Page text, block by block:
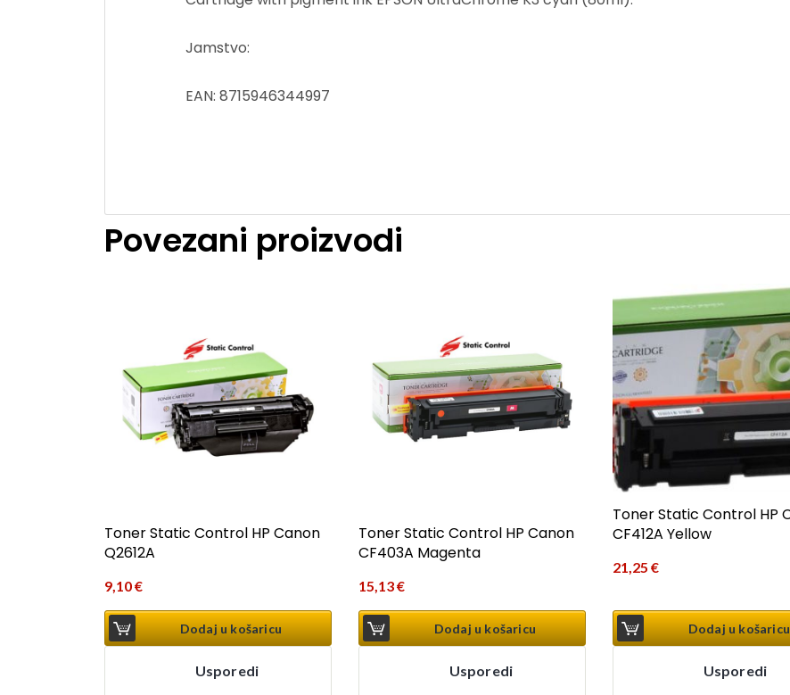
Jamstvo:
EAN: 8715946344997
Povezani proizvodi
Toner Static Control HP Canon
Q2612A
9,10€
Dodaj u košaricu
Usporedi
Toner Static Control HP Canon
CF403A Magenta
15,13€
Dodaj u košaricu
Usporedi
Toner Static Control HP
CF412A Yellow
21,25 €
Dodaj u košaricu
Usporedi